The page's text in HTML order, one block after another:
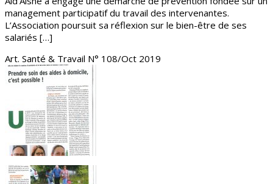
management participatif du travail des intervenantes.
L’Association poursuit sa réflexion sur le bien-être de ses
salariés […]
Art. Santé & Travail N° 108/Oct 2019